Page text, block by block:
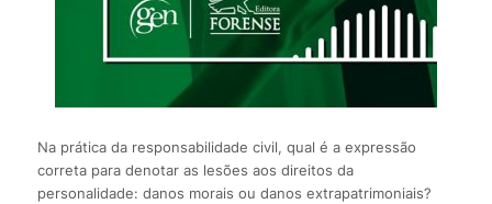
Na prática da responsabilidade civil, qual é a expressão
correta para denotar as lesões aos direitos da
personalidade: danos morais ou danos extrapatrimoniais?